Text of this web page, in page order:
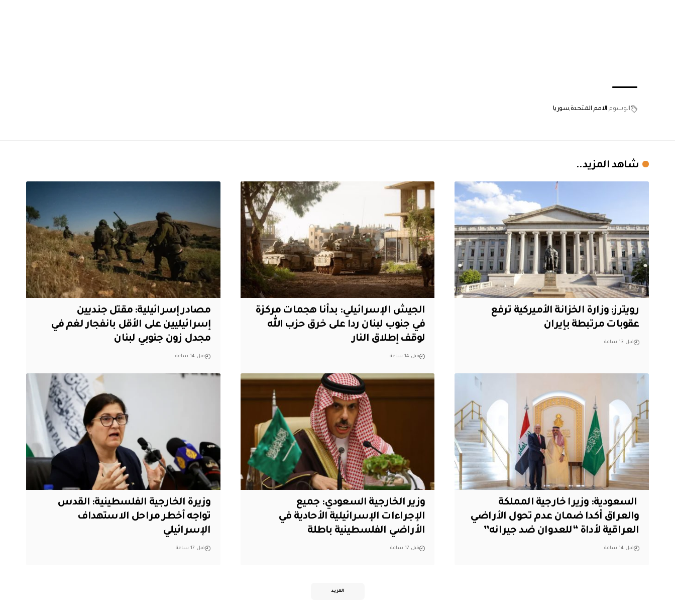
الوسوم الامم المتحدة سوريا
شاهد المزيد..
‏رويترز: وزارة الخزانة الأميركية ترفع
عقوبات مرتبطة بإيران
قبل 13 ساعة
الجيش الإسرائيلي: بدأنا هجمات مركزة
في جنوب لبنان ردا على خرق حزب الله
لوقف إطلاق النار
قبل 14 ساعة
مصادر إسرائيلية: مقتل جنديين
إسرائيليين على الأقل بانفجار لغم في
مجدل زون جنوبي لبنان
قبل 14 ساعة
‏ السعودية: وزيرا خارجية المملكة
والعراق أكدا ضمان عدم تحول الأراضي
العراقية لأداة “للعدوان ضد جيرانه”
قبل 14 ساعة
وزير الخارجية السعودي: جميع
الإجراءات الإسرائيلية الأحادية في
الأراضي الفلسطينية باطلة
قبل 17 ساعة
وزيرة الخارجية الفلسطينية: القدس
تواجه أخطر مراحل الاستهداف
الإسرائيلي
قبل 17 ساعة
المزيد